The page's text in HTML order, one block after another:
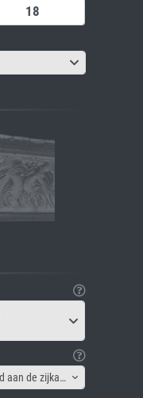
Canvas lijst - Afbeelding gespiegeld aan de zijkant